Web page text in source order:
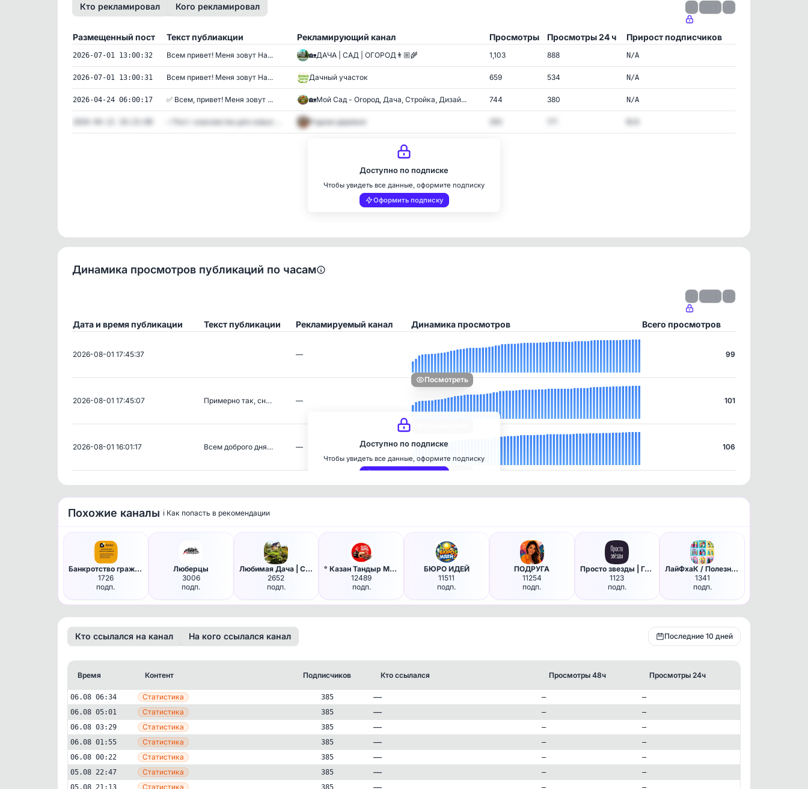
Кто рекламировал Кого рекламировал
Размещенный пост Текст публиакции Рекламирующий канал Просмотры Просмотры 24 ч Прирост подписчиков
2026-07-01 13:00:32 Всем привет! Меня зовут На... 🏡ДАЧА | САД | ОГОРОД👨🏼‍🌾 1,103 888 N/A
2026-07-01 13:00:31 Всем привет! Меня зовут На... Дачный участок 659 534 N/A
2026-04-24 06:00:17 ✅ Всем, привет! Меня зовут ... 🏡Мой Сад - Огород, Дача, Стройка, Дизай... 744 380 N/A
✅Пост-знакомство для новых ... Родная деревня
Доступно по подписке
Чтобы увидеть все данные, оформите подписку
Оформить подписку
Динамика просмотров публикаций по часам
Дата и время публикации Текст публикации Рекламируемый канал Динамика просмотров Всего просмотров
2026-08-01 17:45:37 —
Посмотреть
99
2026-08-01 17:45:07 Примерно так, сн… — 101
2026-08-01 16:01:17 Всем доброго дня… —
Посмотреть
106
Доступно по подписке
Чтобы увидеть все данные, оформите подписку
Оформить подписку
Похожие каналы ℹ️ Как попасть в рекомендации
Банкротство граждан РФ
1726
подп.
Люберцы
3006
подп.
Любимая Дача | Сад
2652
подп.
° Казан Тандыр Мангал - готов…
12489
подп.
БЮРО ИДЕЙ
11511
подп.
ПОДРУГА
11254
подп.
Просто звезды | Гороскоп
1123
подп.
ЛайФхаК / Полезные Советы / И…
1341
подп.
Дача и садоводство
Рассада от Натальи
385подписчиков
Кто ссылался на канал На кого ссылался канал Последние 10 дней
Время Контент Подписчиков Кто ссылался Просмотры 48ч Просмотры 24ч
06.08 06:34 Статистика 385 — —
—
06.08 05:01
Статистика 385 — —
—
06.08 03:29
Статистика 385 — —
—
06.08 01:55
Статистика 385 — —
—
06.08 00:22
Статистика 385 — —
—
05.08 22:47
Статистика 385 — —
—
Статистика